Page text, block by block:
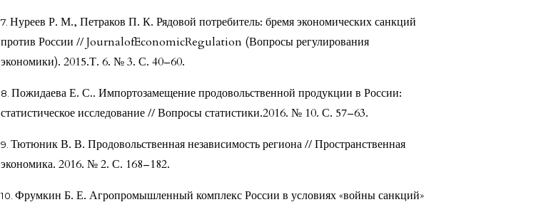
Нуреев Р. М., Петраков П. К. Рядовой потребитель: бремя экономических санкций
против России // JournalofEconomicRegulation (Вопросы регулирования
экономики). 2015.Т. 6. № 3. С. 40–60.
Пожидаева Е. С.. Импортозамещение продовольственной продукции в России:
статистическое исследование // Вопросы статистики.2016. № 10. С. 57–63.
Тютюник В. В. Продовольственная независимость региона // Пространственная
экономика. 2016. № 2. С. 168–182.
Фрумкин Б. Е. Агропромышленный комплекс России в условиях «войны санкций»